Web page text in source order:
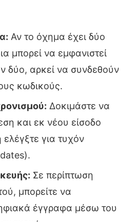
Αν το όχημα έχει δύο
μπορεί να εμφανιστεί
δύο, αρκεί να συνδεθούν
κωδικούς.
Δοκιμάστε να
και εκ νέου είσοδο
για τυχόν
Σε περίπτωση
μπορείτε να
έγγραφα μέσω του